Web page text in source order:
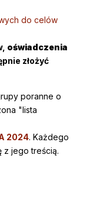
do celów
oświadczenia
złożyć
poranne o
"lista
2024. Każdego
z jego treścią.